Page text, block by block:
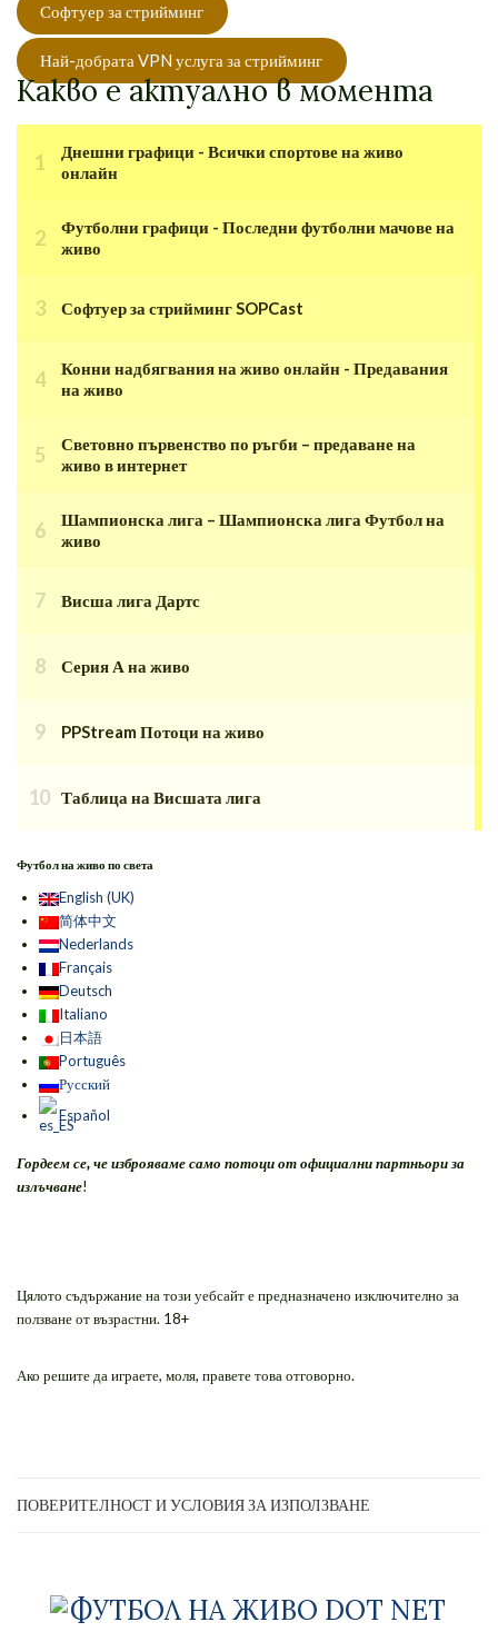
Софтуер за стрийминг
Най-добрата VPN услуга за стрийминг
Какво е актуално в момента
Днешни графици - Всички спортове на живо
онлайн
Футболни графици - Последни футболни мачове на
живо
Софтуер за стрийминг SOPCast
Конни надбягвания на живо онлайн - Предавания
на живо
Световно първенство по ръгби – предаване на
живо в интернет
Шампионска лига – Шампионска лига Футбол на
живо
Висша лига Дартс
Серия А на живо
PPStream Потоци на живо
Таблица на Висшата лига
Футбол на живо по света
English (UK)
简体中文
Nederlands
Français
Deutsch
Italiano
日本語
Português
Русский
Español
Гордеем се, че изброяваме само потоци от официални партньори за
излъчване!
Цялото съдържание на този уебсайт е предназначено изключително за
ползване от възрастни. 18+
Ако решите да играете, моля, правете това отговорно.
ПОВЕРИТЕЛНОСТ И УСЛОВИЯ ЗА ИЗПОЛЗВАНЕ